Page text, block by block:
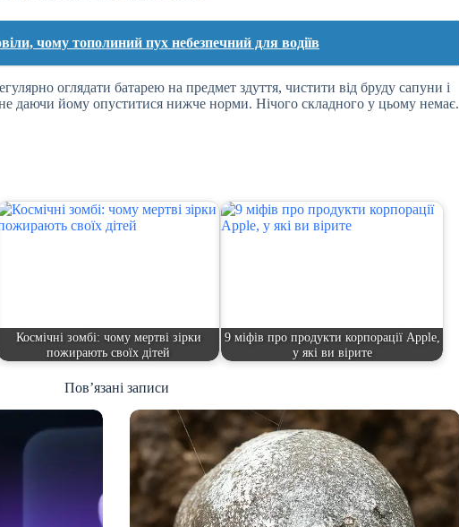
чому тополиний пух небезпечний для водіїв
оглядати батарею на предмет здуття, чистити від бруду сапуни і
не даючи йому опуститися нижче норми. Нічого складного у цьому немає.
Космічні зомбі: чому мертві зірки
пожирають своїх дітей
9 міфів про продукти корпорації Apple,
у які ви вірите
Пов’язані записи